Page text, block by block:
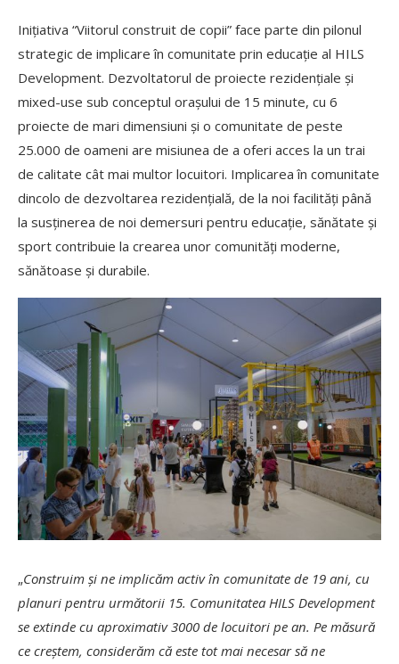
Inițiativa “Viitorul construit de copii” face parte din pilonul
strategic de implicare în comunitate prin educație al HILS
Development. Dezvoltatorul de proiecte rezidențiale și
mixed-use sub conceptul orașului de 15 minute, cu 6
proiecte de mari dimensiuni și o comunitate de peste
25.000 de oameni are misiunea de a oferi acces la un trai
de calitate cât mai multor locuitori. Implicarea în comunitate
dincolo de dezvoltarea rezidențială, de la noi facilități până
la susținerea de noi demersuri pentru educație, sănătate și
sport contribuie la crearea unor comunități moderne,
sănătoase și durabile.
„Construim și ne implicăm activ în comunitate de 19 ani, cu
planuri pentru următorii 15. Comunitatea HILS Development
se extinde cu aproximativ 3000 de locuitori pe an. Pe măsură
ce creștem, considerăm că este tot mai necesar să ne